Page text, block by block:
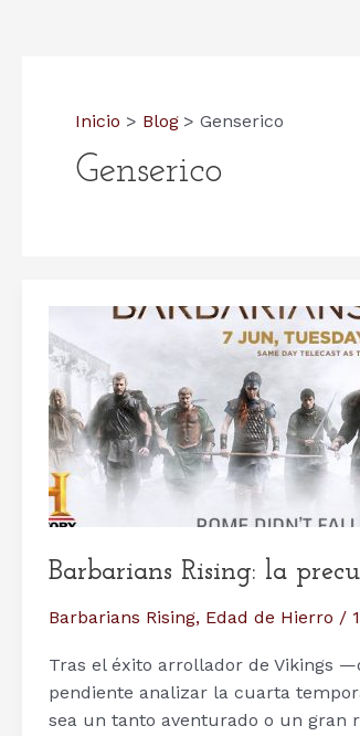
Inicio Blog Genserico
Genserico
Barbarians Rising: la
Barbarians Rising, Edad de Hierro /
Tras el éxito arrollador de Vikings
pendiente analizar la cuarta
sea un tanto aventurado o un gran